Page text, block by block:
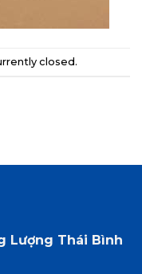
closed.
Lượng Thái Bình